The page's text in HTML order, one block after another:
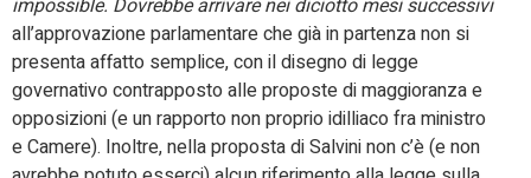
impossible. Dovrebbe arrivare nei diciotto mesi successivi
all’approvazione parlamentare che già in partenza non si
presenta affatto semplice, con il disegno di legge
governativo contrapposto alle proposte di maggioranza e
opposizioni (e un rapporto non proprio idilliaco fra ministro
e Camere). Inoltre, nella proposta di Salvini non c’è (e non